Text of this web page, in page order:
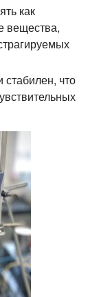
как
вещества,
стабилен, что